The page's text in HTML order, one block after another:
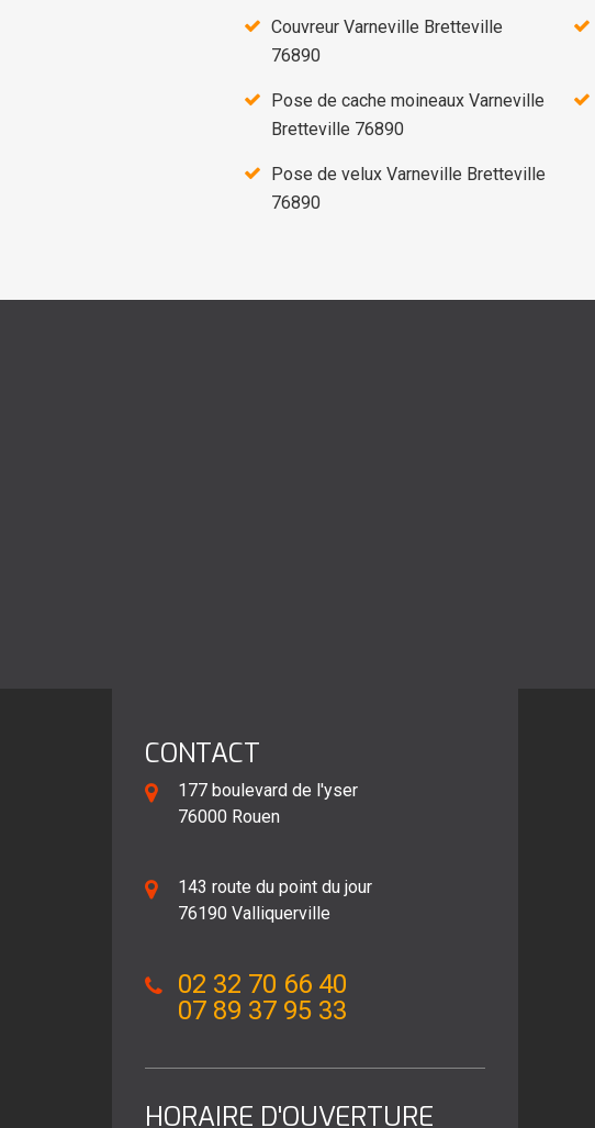
Couvreur Varneville Bretteville
76890
Pose de cache moineaux Varneville
Bretteville 76890
Pose de velux Varneville Bretteville
76890
CONTACT
177 boulevard de l'yser
76000 Rouen
143 route du point du jour
76190 Valliquerville
02 32 70 66 40
07 89 37 95 33
HORAIRE D'OUVERTURE